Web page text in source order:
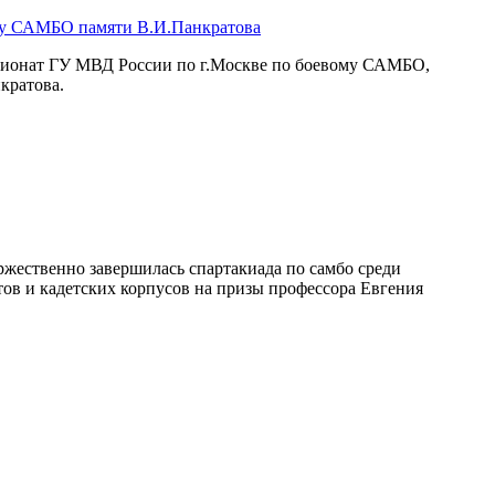
САМБО памяти В.И.Панкратова
ГУ МВД России по г.Москве по боевому САМБО,
завершилась спартакиада по самбо среди
и кадетских корпусов на призы профессора Евгения